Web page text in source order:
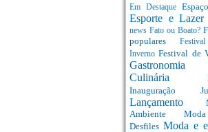
Em Destaque
Esporte e Lazer
news Fato ou Boato?
populares
InvernoFestival de
Culinária
Inauguração
Lançamento
Ambiente
Desfiles Moda e